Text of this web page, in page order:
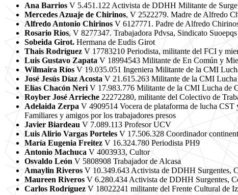
Ana Barrios V 5.451.122 Activista de DDHH Militante de
Mercedes Azuaje de Chirinos, V 2522279. Madre de Alfredo
Alfredo Antonio Chirinos V 6127771. Padre de Alfredo
Rosario Rios, V 8277347. Trabajadora Pdvsa, Sindicato Suoepqs
Sobeida Girot. Hermana de Eudis Girot
Thais Rodríguez V 17783210 Periodista, militante del FCI y
Luis Gustavo Zapata V 18994543 Militante de En Común y
Wilmaira Ríos V 19.035.051 Ingeniera Militante de la CMI
José Jesús Díaz Acosta V 21.615.263 Militante de la CMI Lucha
Elías Chacón Neri V 17.983.776 Militante de la CMI Lucha de
Royber José Arrieche 22272280, militante del Colectivo de
Adelaida Zerpa V 4909514 Vocera de plataforma de lucha
Familiares y amigos por los trabajadores presos
Javier Biardeau V 7.089.113 Profesor UCV
Luis Alirio Vargas Porteles V 17.506.328 Coordinador
María Eugenia Freitez V 16.324.780 Periodista PH9
Antonio Machuca V 4003933, Cultor
Osvaldo León V 5808908 Trabajador de Alcasa
Amaylin Riveros V 10.349.643 Activista de DDHH Surgentes,
Maureen Riveros V 6.280.434 Activista de DDHH Surgentes,
Carlos Rodríguez V 18022241 militante del Frente Cultural de